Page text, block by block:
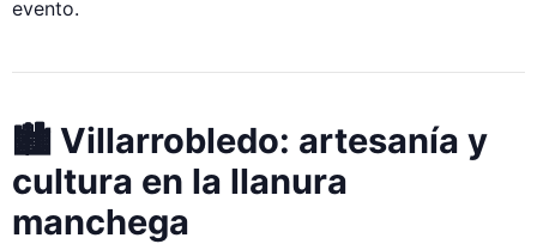
evento.
🏙️ Villarrobledo: artesanía y
cultura en la llanura
manchega